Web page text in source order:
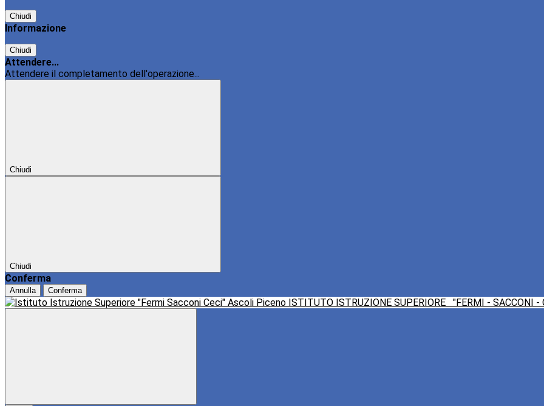
Chiudi
Informazione
Chiudi
Attendere...
Attendere il completamento dell'operazione...
Chiudi
Chiudi
Conferma
Annulla Conferma
ISTITUTO ISTRUZIONE SUPERIORE "FERMI - SACCONI -